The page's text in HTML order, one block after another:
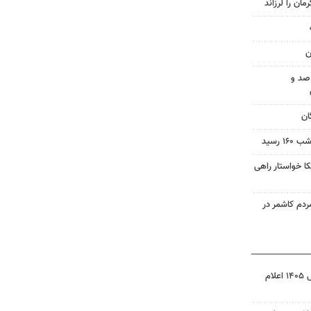
صد و
خواستار راهی
کاشمر در
نتیجه آزمون ورودی سمپاد سال ۱۴۰۵ اعلام